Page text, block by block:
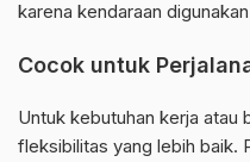
karena kendaraan
Cocok untuk
Untuk kebutuhan kerja atau
fleksibilitas yang lebih baik.